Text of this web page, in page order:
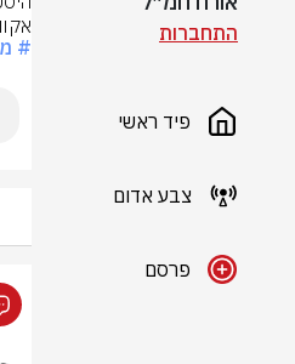
התחברות
פיד ראשי
צבע אדום
פרסם
#